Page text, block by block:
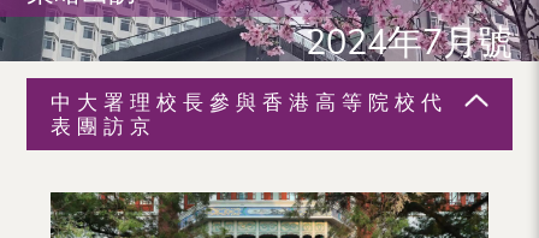
學
術
2024年7月號
中大署理校長參與香港高等院校代
表團訪京